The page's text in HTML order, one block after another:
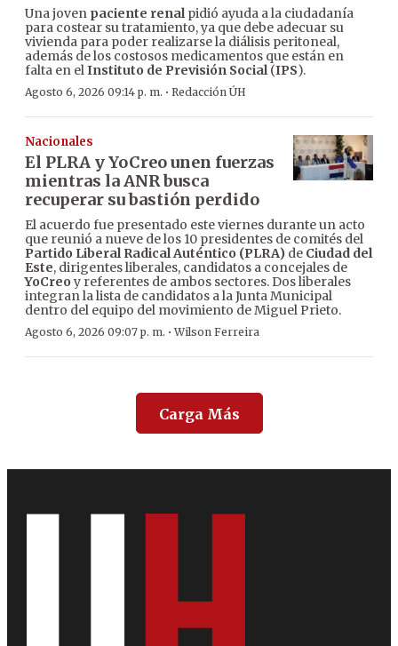
Una joven paciente renalpidió ayuda a la ciudadanía
para costear su tratamiento, ya que debe adecuar su
vivienda para poder realizarse la diálisis peritoneal,
además de los costosos medicamentos que están en
falta en elInstituto de Previsión Social(IPS).
Agosto 6, 2026 09:14 p. m. · Redacción ÚH
Nacionales
El PLRA y YoCreo unen fuerzas
mientras la ANR busca
recuperar su bastión perdido
El acuerdo fue presentado este viernes durante un acto
que reunió a nueve de los 10 presidentes de comités del
Partido Liberal Radical Auténtico (PLRA) de Ciudad del
Este, dirigentes liberales, candidatos a concejales de
YoCreo y referentes de ambos sectores. Dos liberales
integran la lista de candidatos a la Junta Municipal
dentro del equipo del movimiento de Miguel Prieto.
Agosto 6, 2026 09:07 p. m. ·Wilson Ferreira
Carga Más